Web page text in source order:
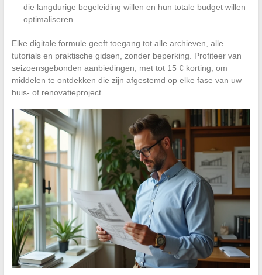
die langdurige begeleiding willen en hun totale budget willen
optimaliseren.
Elke digitale formule geeft toegang tot alle archieven, alle
tutorials en praktische gidsen, zonder beperking. Profiteer van
seizoensgebonden aanbiedingen, met tot 15 € korting, om
middelen te ontdekken die zijn afgestemd op elke fase van uw
huis- of renovatieproject.